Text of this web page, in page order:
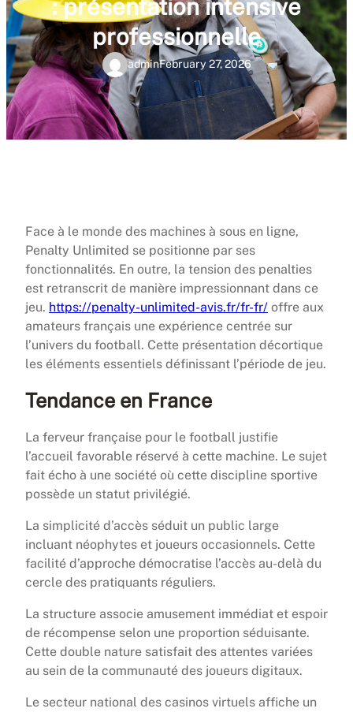
: présentation intensive
professionnelle
adminFebruary 27, 2026
Face à le monde des machines à sous en ligne,
Penalty Unlimited se positionne par ses
fonctionnalités. En outre, la tension des penalties
est retranscrit de manière impressionnant dans ce
jeu. https://penalty-unlimited-avis.fr/fr-fr/ offre aux
amateurs français une expérience centrée sur
l’univers du football. Cette présentation décortique
les éléments essentiels définissant l’période de jeu.
Tendance en France
La ferveur française pour le football justifie
l’accueil favorable réservé à cette machine. Le sujet
fait écho à une société où cette discipline sportive
possède un statut privilégié.
La simplicité d’accès séduit un public large
incluant néophytes et joueurs occasionnels. Cette
facilité d’approche démocratise l’accès au-delà du
cercle des pratiquants réguliers.
La structure associe amusement immédiat et espoir
de récompense selon une proportion séduisante.
Cette double nature satisfait des attentes variées
au sein de la communauté des joueurs digitaux.
Le secteur national des casinos virtuels affiche un